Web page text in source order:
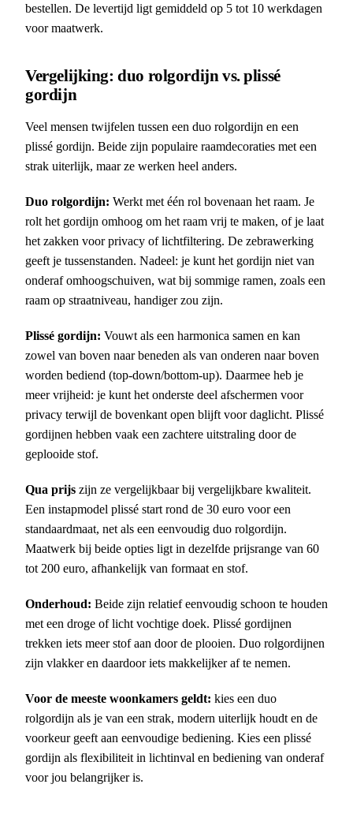
bestellen. De levertijd ligt gemiddeld op 5 tot 10 werkdagen
voor maatwerk.
Vergelijking: duo rolgordijn vs. plissé
gordijn
Veel mensen twijfelen tussen een duo rolgordijn en een
plissé gordijn. Beide zijn populaire raamdecoraties met een
strak uiterlijk, maar ze werken heel anders.
Duo rolgordijn: Werkt met één rol bovenaan het raam. Je
rolt het gordijn omhoog om het raam vrij te maken, of je laat
het zakken voor privacy of lichtfiltering. De zebrawerking
geeft je tussenstanden. Nadeel: je kunt het gordijn niet van
onderaf omhoogschuiven, wat bij sommige ramen, zoals een
raam op straatniveau, handiger zou zijn.
Plissé gordijn: Vouwt als een harmonica samen en kan
zowel van boven naar beneden als van onderen naar boven
worden bediend (top-down/bottom-up). Daarmee heb je
meer vrijheid: je kunt het onderste deel afschermen voor
privacy terwijl de bovenkant open blijft voor daglicht. Plissé
gordijnen hebben vaak een zachtere uitstraling door de
geplooide stof.
Qua prijs zijn ze vergelijkbaar bij vergelijkbare kwaliteit.
Een instapmodel plissé start rond de 30 euro voor een
standaardmaat, net als een eenvoudig duo rolgordijn.
Maatwerk bij beide opties ligt in dezelfde prijsrange van 60
tot 200 euro, afhankelijk van formaat en stof.
Onderhoud: Beide zijn relatief eenvoudig schoon te houden
met een droge of licht vochtige doek. Plissé gordijnen
trekken iets meer stof aan door de plooien. Duo rolgordijnen
zijn vlakker en daardoor iets makkelijker af te nemen.
Voor de meeste woonkamers geldt: kies een duo
rolgordijn als je van een strak, modern uiterlijk houdt en de
voorkeur geeft aan eenvoudige bediening. Kies een plissé
gordijn als flexibiliteit in lichtinval en bediening van onderaf
voor jou belangrijker is.